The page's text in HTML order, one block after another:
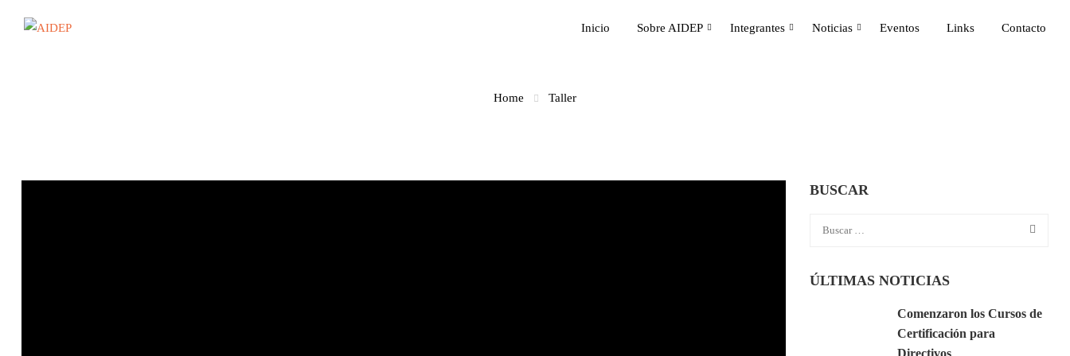
Inicio Sobre AIDEP Integrantes Noticias Eventos Links Contacto
Home Taller
BUSCAR
ÚLTIMAS NOTICIAS
Comenzaron los Cursos de
Certificación para
Directivos